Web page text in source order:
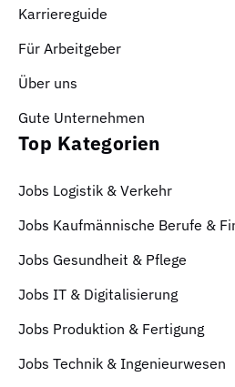
Karriereguide
Für Arbeitgeber
Über uns
Gute Unternehmen
Top Kategorien
Jobs Logistik & Verkehr
Jobs Kaufmännische Berufe &
Jobs Gesundheit & Pflege
Jobs IT & Digitalisierung
Jobs Produktion & Fertigung
Jobs Technik & Ingenieurwesen